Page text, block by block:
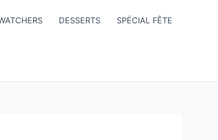
DESSERTS SPÉCIAL FÊTE